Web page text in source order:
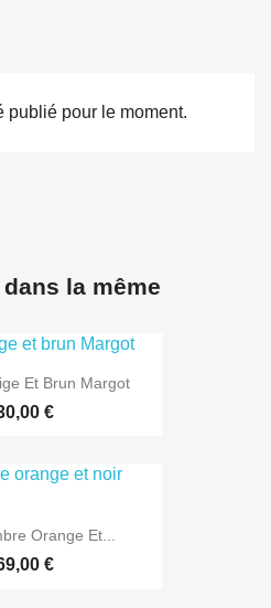
publié pour le moment.
la même
Et Brun Margot
€
Orange Et...
€